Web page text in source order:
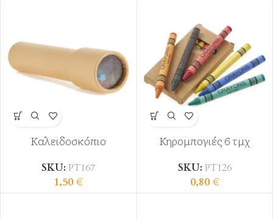
Καλειδοσκόπιο
SKU:ΡΤ167
1,50€
Κηρομπογιές 6 τμχ
SKU: ΡΤ126
0,80€